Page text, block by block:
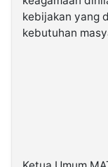
kebijakan yang
kebutuhan